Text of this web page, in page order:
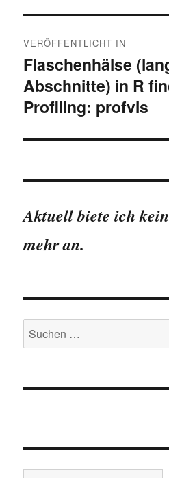
VERÖFFENTLICHT IN
Flaschenhälse
Abschnitte) in R
Profiling: profvis
Aktuell biete ich
mehr an.
Suchen
nach:
Gib deine E-Mail-Adresse ein ...